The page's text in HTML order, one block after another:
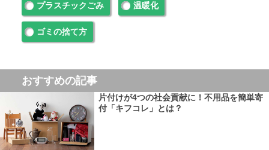
プラスチックごみ 温暖化
ゴミの捨て方
おすすめの記事
片付けが4つの社会貢献に！不用品を簡単寄
付「キフコレ」とは？